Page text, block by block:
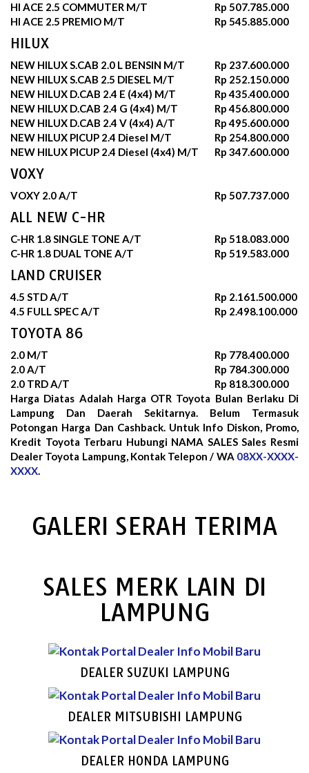
HI ACE 2.5 COMMUTER M/T
Rp 507.785.000
HI ACE 2.5 PREMIO M/T
Rp 545.885.000
HILUX
NEW HILUX S.CAB 2.0 L BENSIN M/T
Rp 237.600.000
NEW HILUX S.CAB 2.5 DIESEL M/T
Rp 252.150.000
NEW HILUX D.CAB 2.4 E (4x4) M/T
Rp 435.400.000
NEW HILUX D.CAB 2.4 G (4x4) M/T
Rp 456.800.000
NEW HILUX D.CAB 2.4 V (4x4) A/T
Rp 495.600.000
NEW HILUX PICUP 2.4 Diesel M/T
Rp 254.800.000
NEW HILUX PICUP 2.4 Diesel (4x4) M/T
Rp 347.600.000
VOXY
VOXY 2.0 A/T Rp 507.737.000
ALL NEW C-HR
C-HR 1.8 SINGLE TONE A/T
Rp 518.083.000
C-HR 1.8 DUAL TONE A/T
Rp 519.583.000
LAND CRUISER
4.5 STD A/T
Rp 2.161.500.000
4.5 FULL SPEC A/T
Rp 2.498.100.000
TOYOTA 86
2.0 M/T
Rp 778.400.000
2.0 A/T
Rp 784.300.000
2.0 TRD A/T
Rp 818.300.000
Harga Diatas Adalah Harga OTR Toyota Bulan Berlaku Di
Lampung Dan Daerah Sekitarnya. Belum Termasuk
Potongan Harga Dan Cashback. Untuk Info Diskon, Promo,
Kredit Toyota Terbaru Hubungi NAMA SALES Sales Resmi
Dealer Toyota Lampung, Kontak Telepon / WA 08XX-XXXX-
XXXX.
GALERI SERAH TERIMA
SALES MERK LAIN DI
LAMPUNG
DEALER SUZUKI LAMPUNG
DEALER MITSUBISHI LAMPUNG
DEALER HONDA LAMPUNG